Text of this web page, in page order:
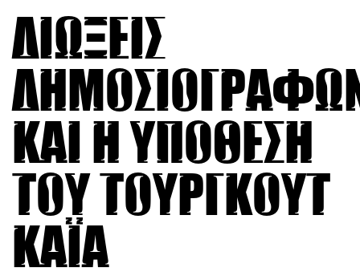
Διώξεις
και η υπόθεση
του Τουργκούτ
Καϊά